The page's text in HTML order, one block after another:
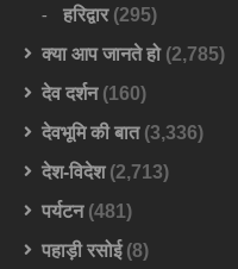
हरिद्वार(295)
क्या आप जानते हो(2,785)
देव दर्शन(160)
देवभूमि की बात(3,336)
देश-विदेश(2,713)
पर्यटन(481)
पहाड़ी रसोई(8)